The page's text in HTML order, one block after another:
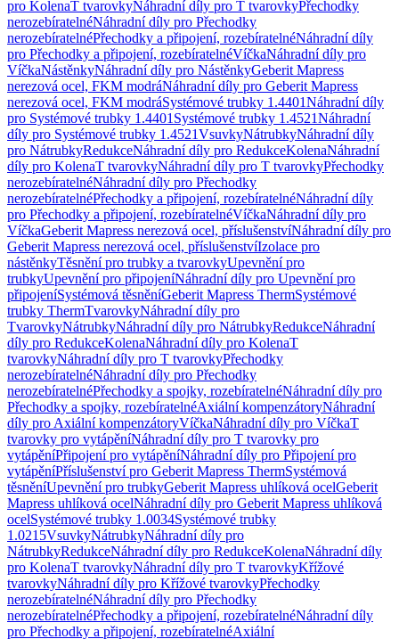
pro KolenaT tvarovkyNáhradní díly pro T tvarovkyPřechodky
nerozebíratelnéNáhradní díly pro Přechodky
nerozebíratelnéPřechodky a připojení, rozebíratelnéNáhradní díly
pro Přechodky a připojení, rozebíratelnéVíčkaNáhradní díly pro
VíčkaNástěnkyNáhradní díly pro NástěnkyGeberit Mapress
nerezová ocel, FKM modráNáhradní díly pro Geberit Mapress
nerezová ocel, FKM modráSystémové trubky 1.4401Náhradní díly
pro Systémové trubky 1.4401 Systémové trubky 1.4521Náhradní
díly pro Systémové trubky 1.4521VsuvkyNátrubkyNáhradní díly
pro NátrubkyRedukceNáhradní díly pro RedukceKolenaNáhradní
díly pro KolenaT tvarovkyNáhradní díly pro T tvarovkyPřechodky
nerozebíratelnéNáhradní díly pro Přechodky
nerozebíratelnéPřechodky a připojení, rozebíratelnéNáhradní díly
pro Přechodky a připojení, rozebíratelnéVíčkaNáhradní díly pro
VíčkaGeberit Mapress nerezová ocel, příslušenstvíNáhradní díly pro
Geberit Mapress nerezová ocel, příslušenstvíIzolace pro
nástěnkyTěsnění pro trubky a tvarovkyUpevnění pro
trubkyUpevnění pro připojeníNáhradní díly pro Upevnění pro
připojeníSystémová těsněníGeberit Mapress ThermSystémové
trubky ThermTvarovkyNáhradní díly pro
TvarovkyNátrubkyNáhradní díly pro NátrubkyRedukceNáhradní
díly pro RedukceKolenaNáhradní díly pro KolenaT
tvarovkyNáhradní díly pro T tvarovkyPřechodky
nerozebíratelnéNáhradní díly pro Přechodky
nerozebíratelnéPřechodky a spojky, rozebíratelnéNáhradní díly pro
Přechodky a spojky, rozebíratelnéAxiální kompenzátoryNáhradní
díly pro Axiální kompenzátoryVíčkaNáhradní díly pro VíčkaT
tvarovky pro vytápěníNáhradní díly pro T tvarovky pro
vytápěníPřipojení pro vytápěníNáhradní díly pro Připojení pro
vytápěníPříslušenství pro Geberit Mapress ThermSystémová
těsněníUpevnění pro trubkyGeberit Mapress uhlíková ocelGeberit
Mapress uhlíková ocelNáhradní díly pro Geberit Mapress uhlíková
ocelSystémové trubky 1.0034Systémové trubky
1.0215VsuvkyNátrubkyNáhradní díly pro
NátrubkyRedukceNáhradní díly pro RedukceKolenaNáhradní díly
pro KolenaT tvarovkyNáhradní díly pro T tvarovkyKřížové
tvarovkyNáhradní díly pro Křížové tvarovkyPřechodky
nerozebíratelnéNáhradní díly pro Přechodky
nerozebíratelnéPřechodky a připojení, rozebíratelnéNáhradní díly
pro Přechodky a připojení, rozebíratelnéAxiální